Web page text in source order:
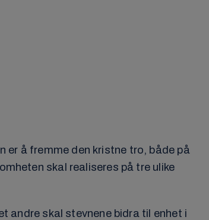
å fremme den kristne tro, både på
skal realiseres på tre ulike
andre skal stevnene bidra til enhet i